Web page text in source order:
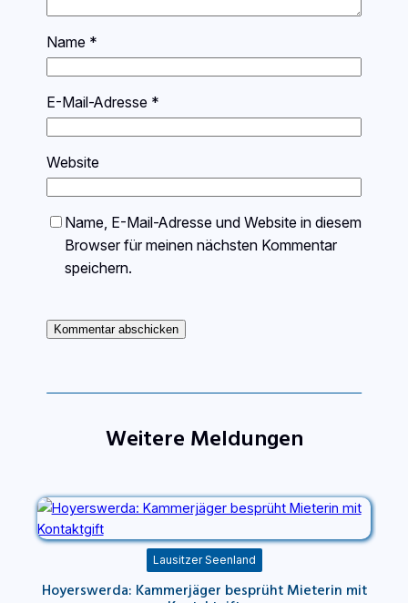
Name *
E-Mail-Adresse *
Website
Name, E-Mail-Adresse und Website in diesem
Browser für meinen nächsten Kommentar
speichern.
Weitere Meldungen
Lausitzer Seenland
Hoyerswerda: Kammerjäger besprüht Mieterin mit